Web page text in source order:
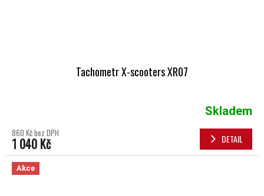
Tachometr X-scooters XR07
Skladem
860 Kč bez DPH
1 040 Kč DETAIL
Akce